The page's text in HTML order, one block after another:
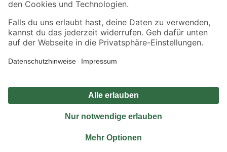
Alle Preisangaben in EUR inkl. gesetzl. MwSt.. Die dargestellten Angebote sind unter
Umständen nicht in allen Märkten verfügbar. Die angegebenen Verfügbarkeiten beziehen
Produkte nur solange der Vorrat reicht.
*Paketversand ab 59 € versandkostenfrei, gilt nicht für Artikel mit Speditionsversand, hier
Privatsphäre Impressum
Nutzungsbedingungen
Widerrufsrecht
Vertrag widerrufen
© 2026 toom Baumarkt GmbH